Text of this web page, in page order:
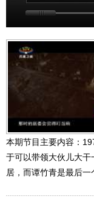
本期节目主要内容：
于可以带领大伙儿大
居，而谭竹青是最后